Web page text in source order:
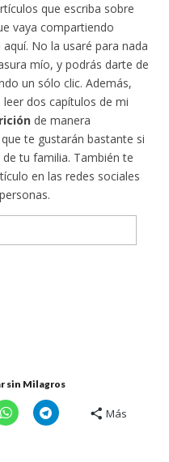
que escriba sobre
vaya compartiendo
No la usaré para nada
mío, y podrás darte de
un sólo clic. Además,
dos capítulos de mi
de manera
te gustarán bastante si
tu familia. También te
en las redes sociales
sin Milagros
Más